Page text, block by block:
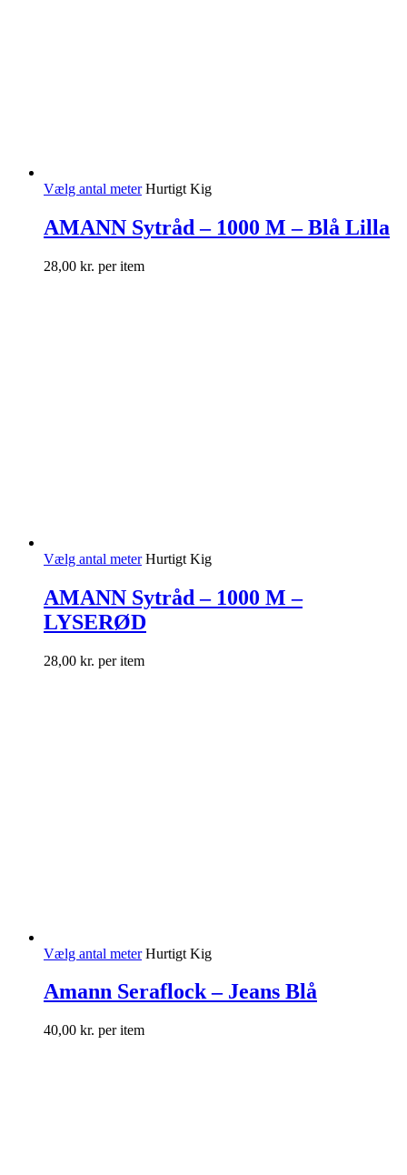
Vælg antal meter Hurtigt Kig
AMANN Sytråd – 1000 M – Blå Lilla
28,00 kr. per item
Vælg antal meter Hurtigt Kig
AMANN Sytråd – 1000 M –
LYSERØD
28,00 kr. per item
Vælg antal meter Hurtigt Kig
Amann Seraflock – Jeans Blå
40,00 kr. per item